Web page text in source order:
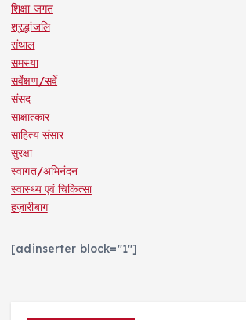
शिक्षा जगत
श्रद्धांजलि
संथाल
समस्या
सर्वेक्षण/सर्वे
संसद
साक्षात्कार
साहित्य संसार
सुरक्षा
स्वागत/अभिनंदन
स्वास्थ्य एवं चिकित्सा
हज़ारीबाग
[adinserter block="1"]